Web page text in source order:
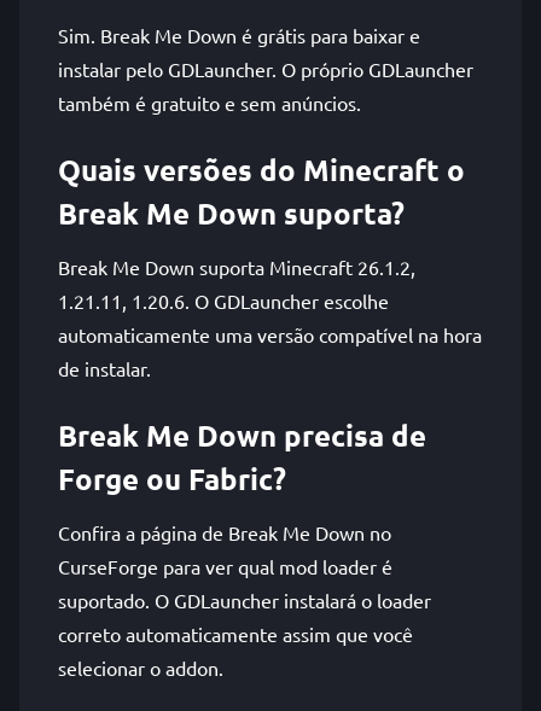
Sim. Break Me Down é grátis para baixar e
instalar pelo GDLauncher. O próprio GDLauncher
também é gratuito e sem anúncios.
Quais versões do Minecraft o
Break Me Down suporta?
Break Me Down suporta Minecraft 26.1.2,
1.21.11, 1.20.6. O GDLauncher escolhe
automaticamente uma versão compatível na hora
de instalar.
Break Me Down precisa de
Forge ou Fabric?
Confira a página de Break Me Down no
CurseForge para ver qual mod loader é
suportado. O GDLauncher instalará o loader
correto automaticamente assim que você
selecionar o addon.